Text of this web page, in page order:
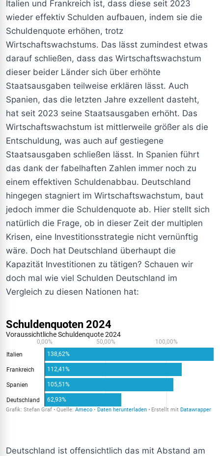
Italien und Frankreich ist, dass diese seit 2023
wieder effektiv Schulden aufbauen, indem sie die
Schuldenquote erhöhen, trotz
Wirtschaftswachstums. Das lässt zumindest etwas
darauf schließen, dass das Wirtschaftswachstum
dieser beider Länder sich über erhöhte
Staatsausgaben teilweise erklären lässt. Auch
Spanien, das die letzten Jahre exzellent dasteht,
hat seit 2023 seine Staatsausgaben erhöht. Das
Wirtschaftswachstum ist mittlerweile größer als die
Entschuldung, was auch auf gestiegene
Staatsausgaben schließen lässt. In Spanien führt
das dank der fabelhaften Zahlen immer noch zu
einem effektiven Schuldenabbau. Deutschland
hingegen stagniert im Wirtschaftswachstum, baut
jedoch immer die Schuldenquote ab. Hier stellt sich
natürlich die Frage, ob in dieser Zeit der multiplen
Krisen, eine Investitionsstrategie nicht vernünftig
wäre. Doch hat Deutschland überhaupt die
Kapazität Investitionen zu tätigen? Schauen wir
doch mal wie viel Schulden Deutschland im
Vergleich zu diesen Nationen hat:
Deutschland ist offensichtlich das mit Abstand am